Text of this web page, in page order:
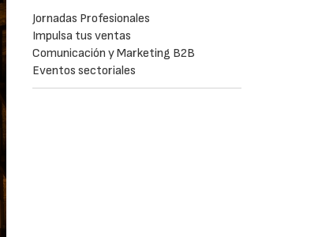
Jornadas Profesionales
Impulsa tus ventas
Comunicación y Marketing B2B
Eventos sectoriales